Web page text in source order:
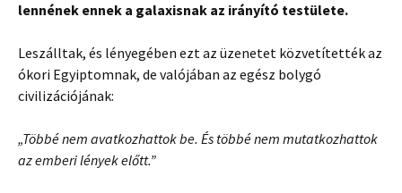
lennének ennek a galaxisnak az irányító testülete.
Leszálltak, és lényegében ezt az üzenetet közvetítették az
ókori Egyiptomnak, de valójában az egész bolygó
civilizációjának:
„Többé nem avatkozhattok be. És többé nem mutatkozhattok
az emberi lények előtt.”